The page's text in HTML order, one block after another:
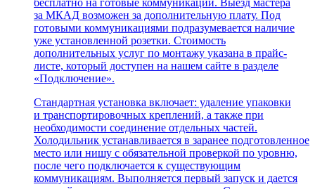
бесплатно на готовые коммуникации. Выезд мастера
за МКАД возможен за дополнительную плату. Под
готовыми коммуникациями подразумевается наличие
уже установленной розетки. Стоимость
дополнительных услуг по монтажу указана в прайс-
листе, который доступен на нашем сайте в разделе
«Подключение».
Стандартная установка включает: удаление упаковки
и транспортировочных креплений, а также при
необходимости соединение отдельных частей.
Холодильник устанавливается в заранее подготовленное
место или нишу с обязательной проверкой по уровню,
после чего подключается к существующим
коммуникациям. Выполняется первый запуск и дается